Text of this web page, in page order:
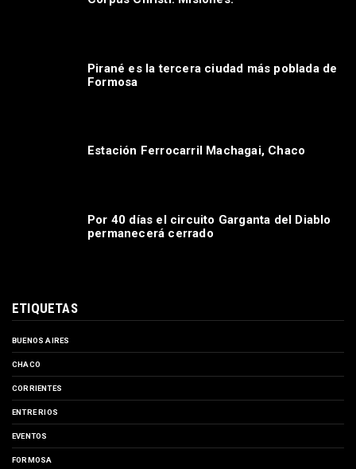
en farmacias
Pirané es la tercera ciudad más poblada de